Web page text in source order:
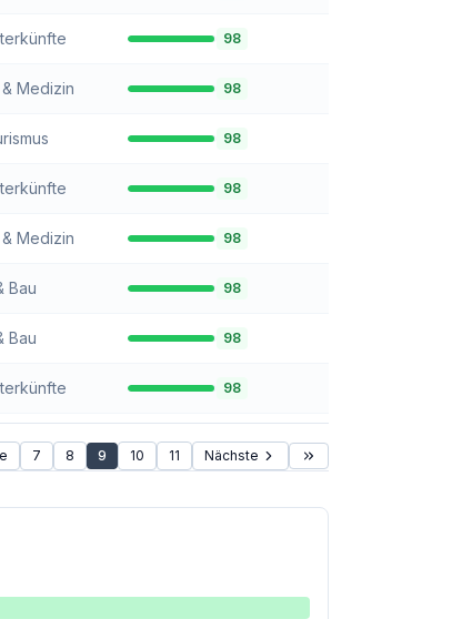
98
Medizin 98
98
98
Medizin 98
Bau 98
Bau 98
98
7 8 9 10 11 Nächste